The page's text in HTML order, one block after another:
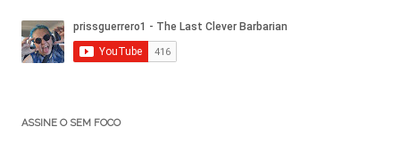
ASSINE O SEM FOCO